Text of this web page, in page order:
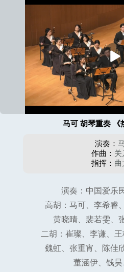
播
放
马可 胡琴重奏 《
演奏：
作曲： 关
指挥： 曲
演奏：中国爱乐
高胡：马可、李希睿
黄晓晴、裴若雯、
二胡：崔璨、李谦、
魏虹、张重宵、陈佳
董涵伊、钱